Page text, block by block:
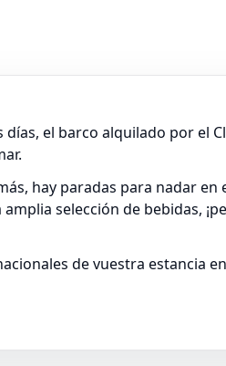
el barco alquilado por el
hay paradas para nadar en
selección de bebidas,
de vuestra estancia